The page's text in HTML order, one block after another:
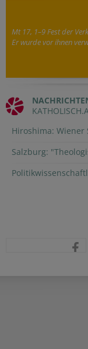
Mt 17, 1–9 Fest der
Er wurde vor ihnen
Hiroshima:
Salzburg: